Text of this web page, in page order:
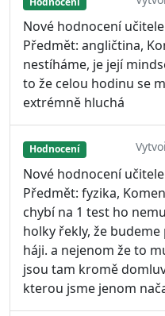
Nové hodnocení
Předmět: angličtina,
nestíháme, je její
to že celou hodinu se
extrémně hluchá
Hodnocení
Nové hodnocení
Předmět: fyzika,
chybí na 1 test ho
holky řekly, že
háji. a nejenom že to
jsou tam kromě
kterou jsme jenom